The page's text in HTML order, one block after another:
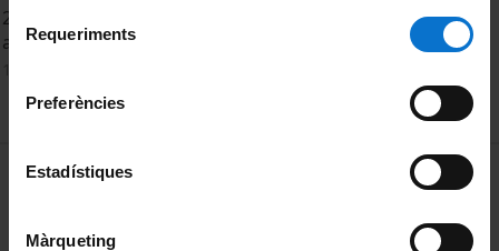
consultar laPolítica de galetes del lloc web de la
Selecció
de Requeriments
Preferències
Estadístiques
Màrqueting
20è Aniversari del curs d'estiu de l'Escola de Dret de l'UPR
a la Facultat de Dret de la UB
MENÚ PEU 1